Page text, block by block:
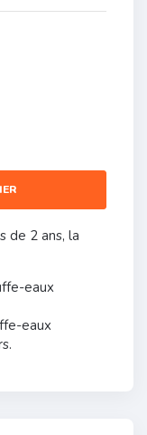
de 2 ans, la
eaux
eaux